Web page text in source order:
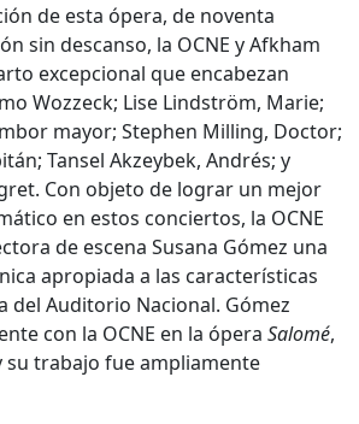
de esta ópera, de noventa
sin descanso, la OCNE y Afkham
excepcional que encabezan
Wozzeck; Lise Lindström, Marie;
mayor; Stephen Milling, Doctor;
Tansel Akzeybek, Andrés; y
Con objeto de lograr un mejor
en estos conciertos, la OCNE
de escena Susana Gómez una
apropiada a las características
del Auditorio Nacional. Gómez
con la OCNE en la ópera Salomé,
su trabajo fue ampliamente